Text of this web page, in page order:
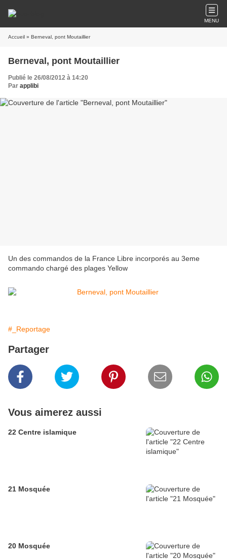
MENU
Accueil » Berneval, pont Moutaillier
Berneval, pont Moutaillier
Publié le 26/08/2012 à 14:20
Par applibi
Un des commandos de la France Libre incorporés au 3eme
commando chargé des plages Yellow
#_Reportage
Partager
Vous aimerez aussi
22 Centre islamique
21 Mosquée
20 Mosquée